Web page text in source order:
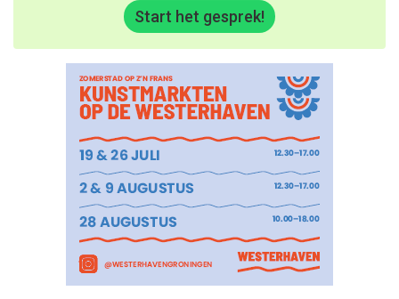
Start het gesprek!